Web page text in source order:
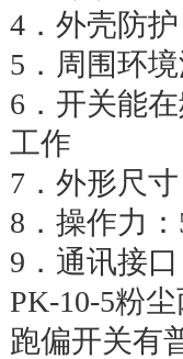
4．外壳防
5．周围环
6．开关能
工作
7．外形尺
8．操作力
9．通讯接
PK-10-5粉
跑偏开关有